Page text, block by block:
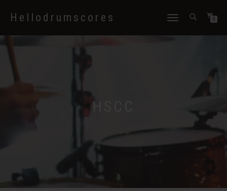
Hellodrumscores
Déplier
navigation
0
HSCC